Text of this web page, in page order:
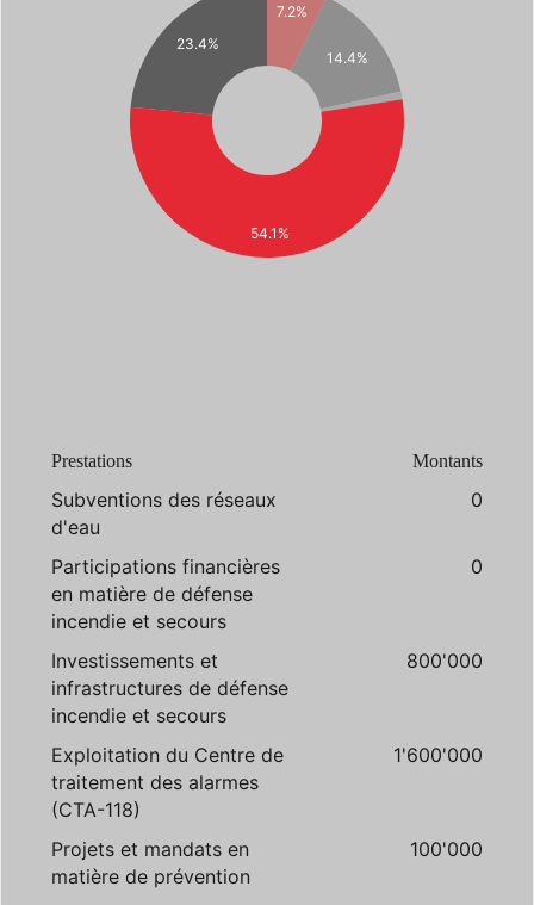
7.2%
14.4%
23.4%
54.1%
Prestations Montants
Subventions des réseaux
d'eau
0
Participations financières
en matière de défense
incendie et secours
0
Investissements et
infrastructures de défense
incendie et secours
800'000
Exploitation du Centre de
traitement des alarmes
(CTA-118)
1'600'000
Projets et mandats en
matière de prévention
100'000